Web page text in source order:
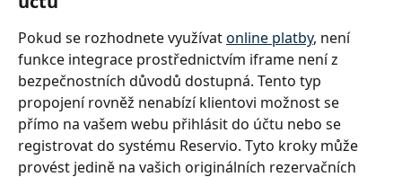
Pokud se rozhodnete využívat online platby, není
funkce integrace prostřednictvím iframe není z
bezpečnostních důvodů dostupná. Tento typ
propojení rovněž nenabízí klientovi možnost se
přímo na vašem webu přihlásit do účtu nebo se
registrovat do systému Reservio. Tyto kroky může
provést jedině na vašich originálních rezervačních